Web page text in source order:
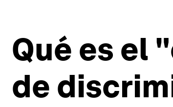
Qué es el
de